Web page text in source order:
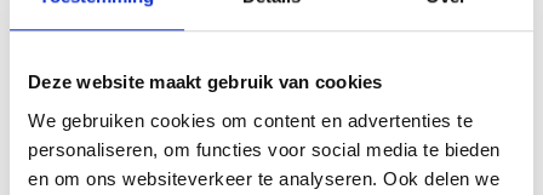
Deze website maakt gebruik van cookies
We gebruiken cookies om content en advertenties te
personaliseren, om functies voor social media te bieden
en om ons websiteverkeer te analyseren. Ook delen we
wiel houder, reserve wiel + krik, plissé
wieldoppenset, rijklaarmaakkosten,
bekleding Emotion
van € 20.472,- voor € 17.695,-